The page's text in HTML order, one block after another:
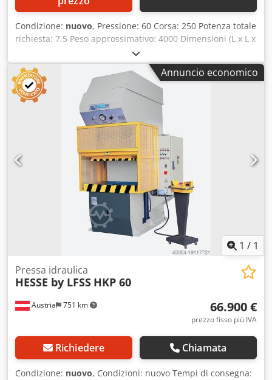
Condizione: nuovo, Pressione: 60 Corsa: 250 Potenza totale
richiesta: 7,5 Peso approssimativo: 4000 Dimensioni (L x L x
A): 1.820 x 960 x 2.400 Dimensioni del piano di lavoro: 750
x 500 Superficie del pistone: 500 x 430 Foro nel piano di
lavoro: 100 Altezza di installazione: 450 Velocità di lavoro:
8,5 Velocità di ritorno: 47 Velocità di avanzamento rapido:
26 Barriera ottica anteriore Regolazione della pressione
Funzionamento a due mani Scanalature a T nel piano di
lavoro e nel pistone Dedpfxod Ab Ixs Ai Esck Regolazione
della corsa 2 guide circolari per il pistone Conforme alle
normative CE (Foto di esempio)
Annuncio economico
1 / 1
Austria 751 km
Pressa idraulica
HESSE by LFSS HKP 60
66.900 €
prezzo fisso più IVA
Richiedere Chiamata
Condizione: nuovo, Condizioni: nuovo Tempi di consegna: